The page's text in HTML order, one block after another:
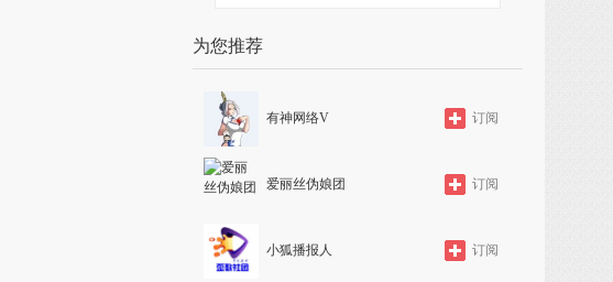
为您推荐
有神网络V 订阅
爱丽丝伪娘团 订阅
小狐播报人 订阅